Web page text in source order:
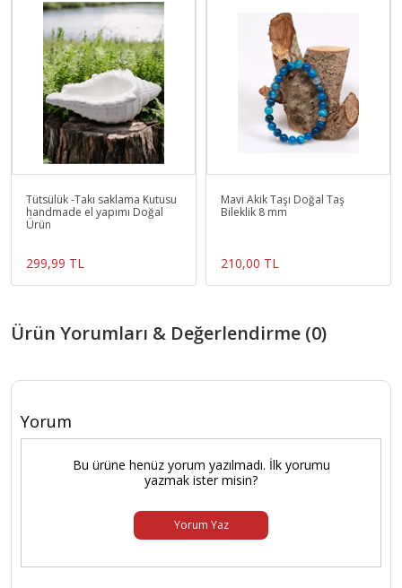
Tütsülük -Takı saklama Kutusu
handmade el yapımı Doğal
Ürün
299,99 TL
Mavi Akik Taşı Doğal Taş
Bileklik 8 mm
210,00 TL
Ürün Yorumları & Değerlendirme (0)
Yorum
Bu ürüne henüz yorum yazılmadı. İlk yorumu
yazmak ister misin?
Yorum Yaz